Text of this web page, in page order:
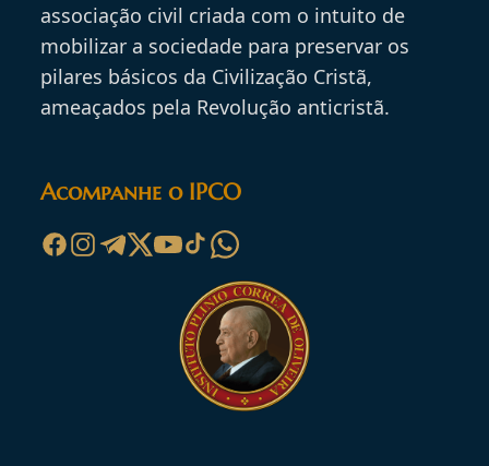
associação civil criada com o intuito de
mobilizar a sociedade para preservar os
pilares básicos da Civilização Cristã,
ameaçados pela Revolução anticristã.
Acompanhe o IPCO